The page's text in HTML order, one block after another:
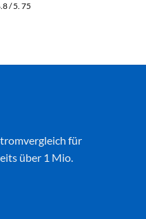
/ 5. 75
für
über 1 Mio.